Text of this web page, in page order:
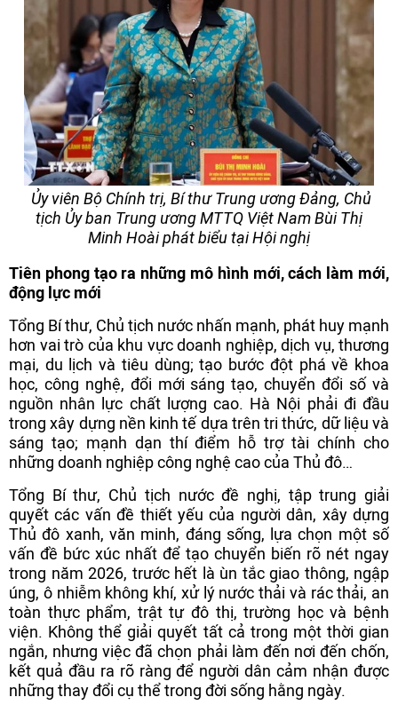
Ủy viên Bộ Chính trị, Bí thư Trung ương Đảng, Chủ
tịch Ủy ban Trung ương MTTQ Việt Nam Bùi Thị
Minh Hoài phát biểu tại Hội nghị
Tiên phong tạo ra những mô hình mới, cách làm mới,
động lực mới
Tổng Bí thư, Chủ tịch nước nhấn mạnh, phát huy mạnh
hơn vai trò của khu vực doanh nghiệp, dịch vụ, thương
mại, du lịch và tiêu dùng; tạo bước đột phá về khoa
học, công nghệ, đổi mới sáng tạo, chuyển đổi số và
nguồn nhân lực chất lượng cao. Hà Nội phải đi đầu
trong xây dựng nền kinh tế dựa trên tri thức, dữ liệu và
sáng tạo; mạnh dạn thí điểm hỗ trợ tài chính cho
những doanh nghiệp công nghệ cao của Thủ đô…
Tổng Bí thư, Chủ tịch nước đề nghị, tập trung giải
quyết các vấn đề thiết yếu của người dân, xây dựng
Thủ đô xanh, văn minh, đáng sống, lựa chọn một số
vấn đề bức xúc nhất để tạo chuyển biến rõ nét ngay
trong năm 2026, trước hết là ùn tắc giao thông, ngập
úng, ô nhiễm không khí, xử lý nước thải và rác thải, an
toàn thực phẩm, trật tự đô thị, trường học và bệnh
viện. Không thể giải quyết tất cả trong một thời gian
ngắn, nhưng việc đã chọn phải làm đến nơi đến chốn,
kết quả đầu ra rõ ràng để người dân cảm nhận được
những thay đổi cụ thể trong đời sống hằng ngày.